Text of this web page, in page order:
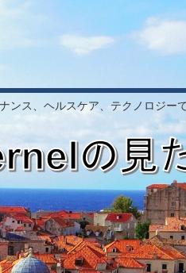
ンス、ヘルスケア、テクノロジー